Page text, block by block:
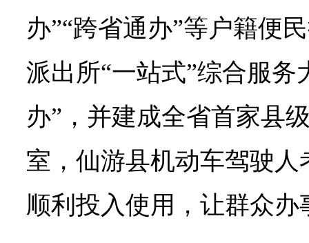
办”“跨省通办”等户籍便
派出所“一站式”综合服务
办”，并建成全省首家县
室，仙游县机动车驾驶
顺利投入使用，让群众